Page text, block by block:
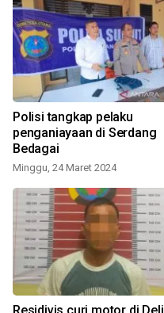
Polisi tangkap pelaku
penganiayaan di Serdang
Bedagai
Minggu, 24 Maret 2024